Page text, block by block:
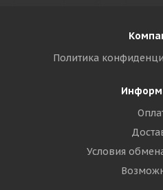
Политика
Условия